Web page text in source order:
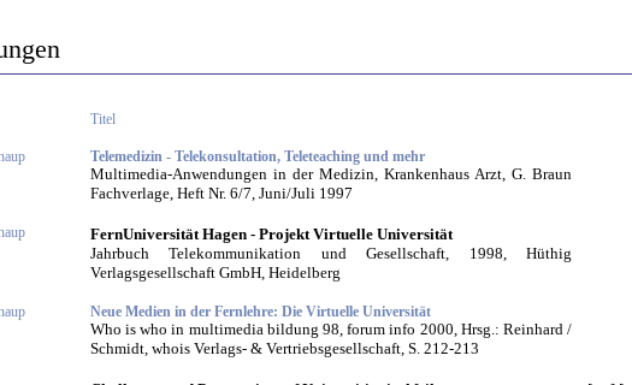
Titel
Telemedizin - Telekonsultation, Teleteaching und mehr
Multimedia-Anwendungen in der Medizin, Krankenhaus Arzt, G. Braun
Fachverlage, Heft Nr. 6/7, Juni/Juli 1997
FernUniversität Hagen - Projekt Virtuelle Universität
Jahrbuch Telekommunikation und Gesellschaft, 1998, Hüthig
Verlagsgesellschaft GmbH, Heidelberg
Neue Medien in der Fernlehre: Die Virtuelle Universität
Who is who in multimedia bildung 98, forum info 2000, Hrsg.: Reinhard /
Schmidt, whois Verlags- & Vertriebsgesellschaft, S. 212-213